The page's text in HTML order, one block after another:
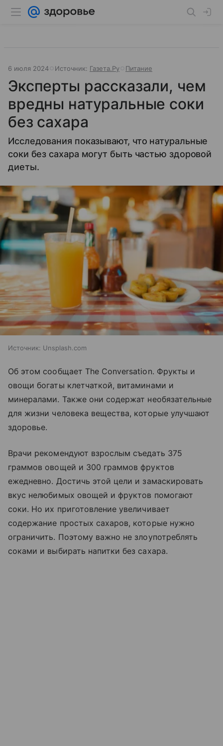
6 июля 2024 Источник: Газета.Ру Питание
Эксперты рассказали, чем
вредны натуральные соки
без сахара
Исследования показывают, что натуральные
соки без сахара могут быть частью здоровой
диеты.
Источник: Unsplash.com
Об этом сообщает The Conversation. Фрукты и
овощи богаты клетчаткой, витаминами и
минералами. Также они содержат необязательные
для жизни человека вещества, которые улучшают
здоровье.
Врачи рекомендуют взрослым съедать 375
граммов овощей и 300 граммов фруктов
ежедневно. Достичь этой цели и замаскировать
вкус нелюбимых овощей и фруктов помогают
соки. Но их приготовление увеличивает
содержание простых сахаров, которые нужно
ограничить. Поэтому важно не злоупотреблять
соками и выбирать напитки без сахара.